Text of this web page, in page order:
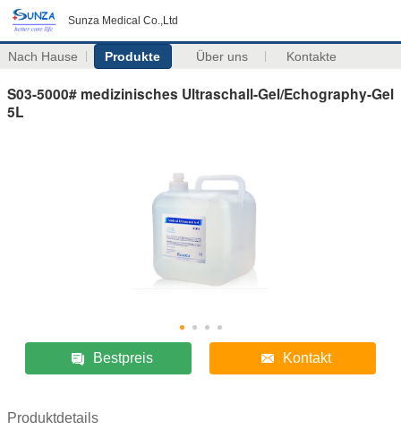
Sunza Medical Co.,Ltd
Nach Hause Produkte Über uns Kontakte
S03-5000# medizinisches Ultraschall-Gel/Echography-Gel
5L
Bestpreis Kontakt
Produktdetails